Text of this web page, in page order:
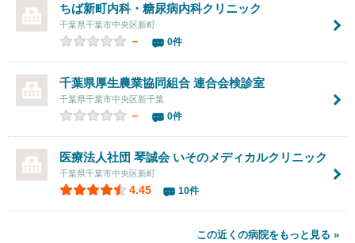
ちば新町内科・糖尿病内科クリニック
千葉県千葉市中央区新町
－ 0件
千葉県厚生農業協同組合 連合会検診室
千葉県千葉市中央区新千葉
－ 0件
医療法人社団 琴誠会 いそのメディカルクリニック
千葉県千葉市中央区新町
4.45 10件
この近くの病院をもっと見る »